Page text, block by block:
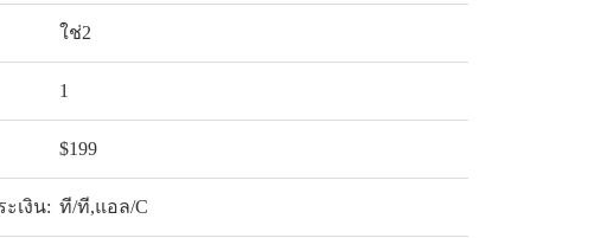
ใช่2
1
$199
เงิน: ที/ที,แอล/C